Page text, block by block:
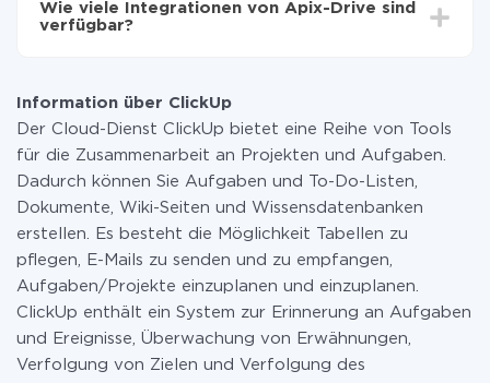
zahlen nur für die Datenmenge, die über unseren
Service von einem System auf ein anderes übertragen
Weitere Informationen zu
Wie viele Integrationen von Apix-Drive sind
verfügbar?
Information über ClickUp
Der Cloud-Dienst ClickUp bietet eine Reihe von Tools
für die Zusammenarbeit an Projekten und Aufgaben.
Dadurch können Sie Aufgaben und To-Do-Listen,
Dokumente, Wiki-Seiten und Wissensdatenbanken
erstellen. Es besteht die Möglichkeit Tabellen zu
pflegen, E-Mails zu senden und zu empfangen,
Aufgaben/Projekte einzuplanen und einzuplanen.
ClickUp enthält ein System zur Erinnerung an Aufgaben
und Ereignisse, Überwachung von Erwähnungen,
Verfolgung von Zielen und Verfolgung des